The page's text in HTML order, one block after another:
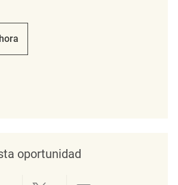
associate REQ137283
Associate
oportunidad